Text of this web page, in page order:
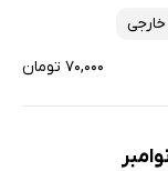
۷۰,۰۰۰ تومان